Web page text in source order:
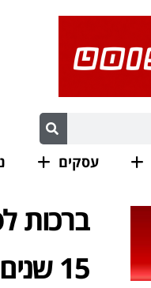
עסקים
ברכות
15 שנים במועדון גימלאים סירקין-כפר-סבא